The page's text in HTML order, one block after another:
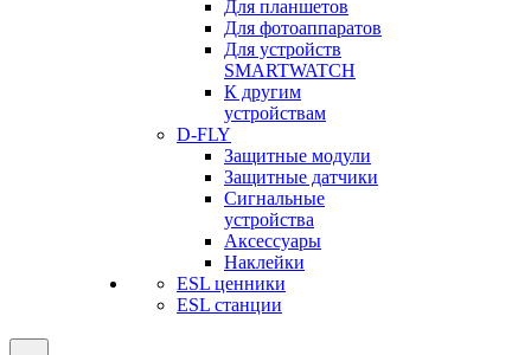
Для планшетов
Для фотоаппаратов
Для устройств
SMARTWATCH
К другим
устройствам
D-FLY
Защитные модули
Защитные датчики
Сигнальные
устройства
Аксессуары
Наклейки
ESL ценники
ESL станции